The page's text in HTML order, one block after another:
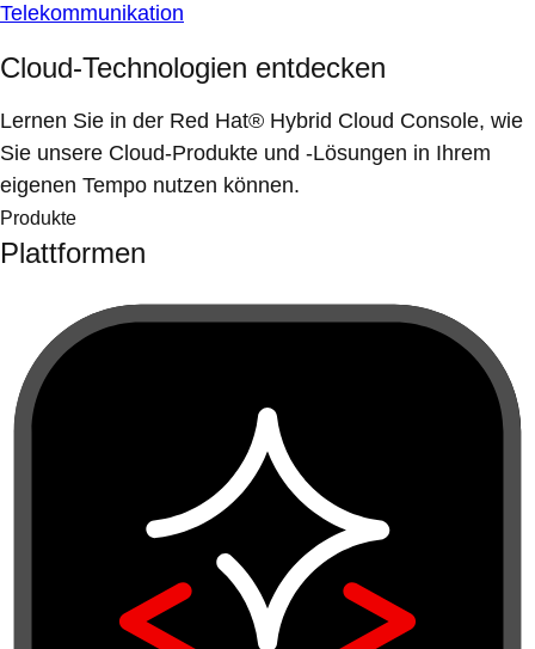
Telekommunikation
Cloud-Technologien entdecken
Lernen Sie in der Red Hat® Hybrid Cloud Console, wie
Sie unsere Cloud-Produkte und -Lösungen in Ihrem
eigenen Tempo nutzen können.
Produkte
Plattformen